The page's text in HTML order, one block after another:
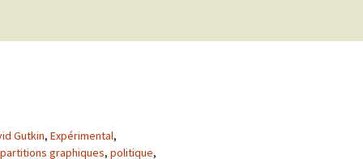
Gutkin, Expérimental,
partitions graphiques, politique,